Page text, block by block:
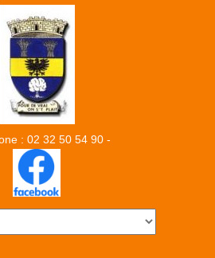
: 02 32 50 54 90 -